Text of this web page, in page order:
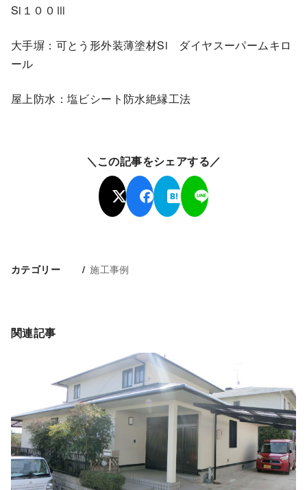
Si１００Ⅲ
大手塀：可とう形外装薄塗材Si ダイヤスーパームキロ
ール
屋上防水：塩ビシート防水絶縁工法
＼この記事をシェアする／
カテゴリー 施工事例
関連記事